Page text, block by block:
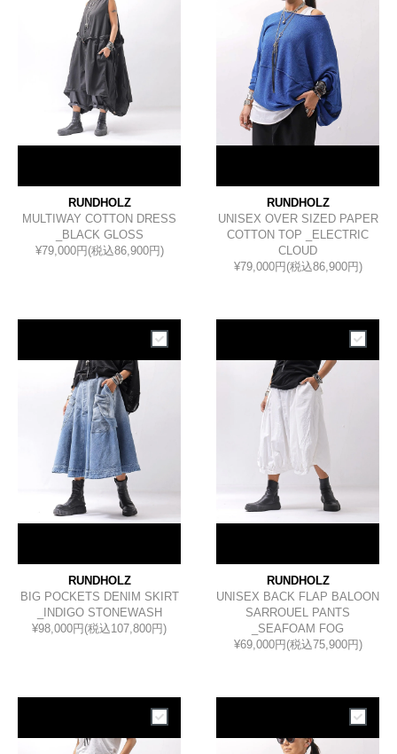
RUNDHOLZ
MULTIWAY COTTON DRESS
_BLACK GLOSS
¥79,000円(税込86,900円)
RUNDHOLZ
UNISEX OVER SIZED PAPER
COTTON TOP _ELECTRIC
CLOUD
¥79,000円(税込86,900円)
RUNDHOLZ
BIG POCKETS DENIM SKIRT
_INDIGO STONEWASH
¥98,000円(税込107,800円)
RUNDHOLZ
UNISEX BACK FLAP BALOON
SARROUEL PANTS
_SEAFOAM FOG
¥69,000円(税込75,900円)